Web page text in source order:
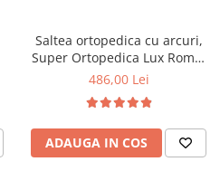
Saltea ortopedica cu arcuri,
Super Ortopedica Lux Roma,
70x190x23cm, fermitate tare,
vara-iarna, sistem aerisire
perimetral, Saltex
486,00 Lei
ADAUGA IN COS